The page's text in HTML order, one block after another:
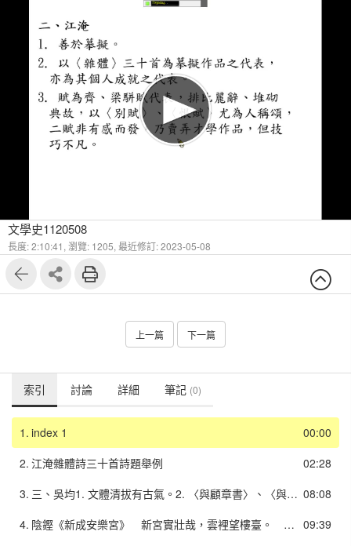
文學史1120508
長度: 2:10:41, 瀏覽: 1205, 最近修訂: 2023-05-08
上一篇 下一篇
索引 討論 詳細 筆記 (0)
00:00
1. index 1
02:28
2. 江淹雜體詩三十首詩題舉例
08:08
3.
三、吳均1. 文體清拔有古氣。2. 〈與顧章書〉、〈與宋元思書〉、〈與施從事書〉均為極妙山水小品。四、何遜、陰鏗1. 杜甫〈解悶〉十二首絕句之七：「孰知二謝將能事，頗學陰、何苦用心。」2. 陰、何並稱，然許多詩評家以何優於陰。3. 二人成就在於運用聲律，試為新體。
09:39
4.
陰鏗《新成安樂宮》 新宮實壯哉，雲裡望樓臺。 一一丨丨一 一丨丨一一 迢遞翔鵾仰，連翩賀燕來。 一丨一一丨 一一丨丨一重櫚寒霧宿，丹井夏蓮開。 一一一丨丨 一丨丨一一 砌石披新錦，梁花畫早梅。丨丨一一丨 一一丨丨一 欲知安樂盛，歌管雜塵埃。 丨一一丨丨 一丨丨一一